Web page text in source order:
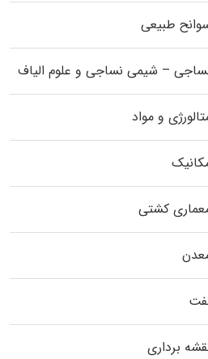
طبیعی
– شیمی نساجی و علوم الیاف
و مواد
کشتی
برداری